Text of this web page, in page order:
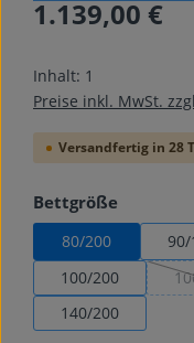
Regulärer Preis:
1.139,00 €
Inhalt: 1
Preise inkl. MwSt.
Versandfertig in 28
Bettgröße
80/200
100/200
140/200